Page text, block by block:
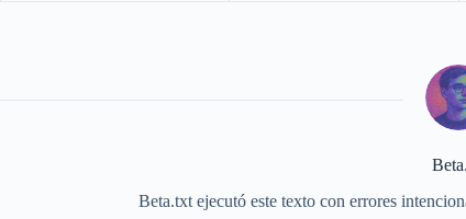
Beta.txt ejecutó este texto con errores